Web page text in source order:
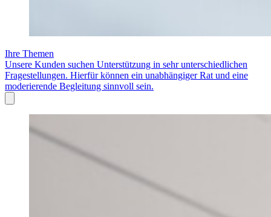
Ihre Themen
Unsere Kunden suchen Unterstützung in sehr unterschiedlichen
Fragestellungen. Hierfür können ein unabhängiger Rat und eine
moderierende Begleitung sinnvoll sein.